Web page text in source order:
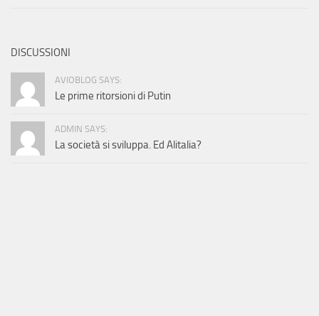
DISCUSSIONI
AVIOBLOG SAYS:
Le prime ritorsioni di Putin
ADMIN SAYS:
La società si sviluppa. Ed Alitalia?